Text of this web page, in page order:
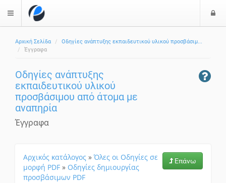
$langMenu
Αρχική Σελίδα
Οδηγίες ανάπτυξης εκπαιδευτικού υλικού προσβάσιμ...
Έγγραφα
Οδηγίες ανάπτυξης
εκπαιδευτικού υλικού
προσβάσιμου από άτομα με
αναπηρία
Έγγραφα
Επάνω
Αρχικός κατάλογος » Όλες οι Οδηγίες σε
μορφή PDF » Οδηγίες δημιουργίας
προσβάσιμων PDF